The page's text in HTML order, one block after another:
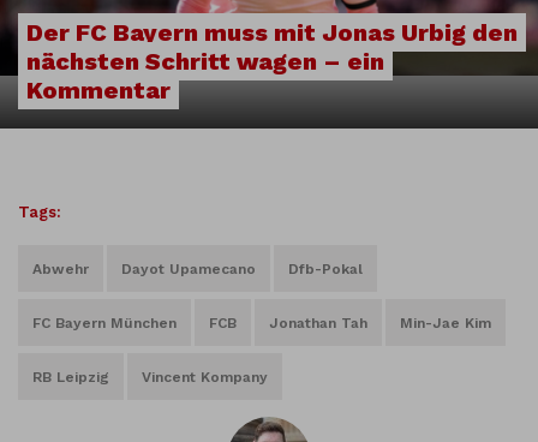
Der FC Bayern muss mit Jonas Urbig den
nächsten Schritt wagen – ein
Kommentar
Tags:
Abwehr Dayot Upamecano Dfb-Pokal
FC Bayern München FCB Jonathan Tah Min-Jae Kim
RB Leipzig Vincent Kompany